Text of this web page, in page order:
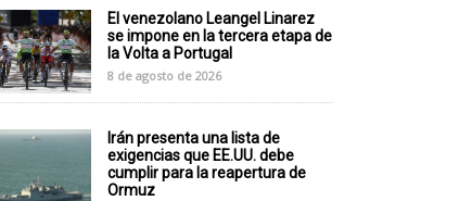
El venezolano Leangel Linarez
se impone en la tercera etapa de
la Volta a Portugal
8 de agosto de 2026
Irán presenta una lista de
exigencias que EE.UU. debe
cumplir para la reapertura de
Ormuz